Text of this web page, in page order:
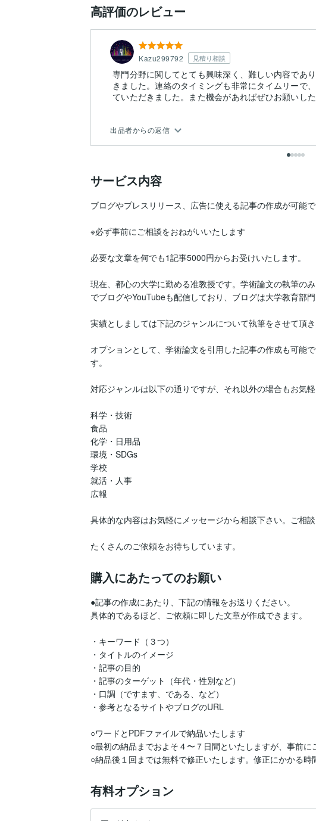
高評価のレビュー
Kazu299792 見積り相談
専門分野に関してとても興味深く、難しい内容であ
きました。連絡のタイミングも非常にタイムリーで
ていただきました。また機会があればぜひお願いし
出品者からの返信
サービス内容
ブログやプレスリリース、広告に使える記事の作成が可能で
※必ず事前にご相談をおねがいいたします
必要な文章を何でも1記事5000円からお受けいたします。
現在、都心の大学に勤める准教授です。学術論文の執筆の
でブログやYouTubeも配信しており、ブログは大学教育部
実績としましては下記のジャンルについて執筆をさせて頂き
オプションとして、学術論文を引用した記事の作成も可能
す。
対応ジャンルは以下の通りですが、それ以外の場合もお気
科学・技術
食品
化学・日用品
環境・SDGs
学校
就活・人事
広報
具体的な内容はお気軽にメッセージから相談下さい。ご相
たくさんのご依頼をお待ちしています。
購入にあたってのお願い
●記事の作成にあたり、下記の情報をお送りください。
具体的であるほど、ご依頼に即した文章が作成できます。
・キーワード（３つ）
・タイトルのイメージ
・記事の目的
・記事のターゲット（年代・性別など）
・口調（ですます、である、など）
・参考となるサイトやブログのURL
○ワードとPDFファイルで納品いたします
○最初の納品までおよそ４〜７日間といたしますが、事前に
○納品後１回までは無料で修正いたします。修正にかかる時
有料オプション